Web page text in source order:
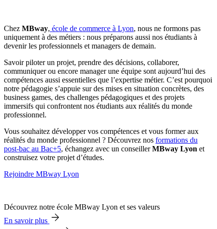
Chez MBway, école de commerce à Lyon, nous ne formons pas
uniquement à des métiers : nous préparons aussi nos étudiants à
devenir les professionnels et managers de demain.
Savoir piloter un projet, prendre des décisions, collaborer,
communiquer ou encore manager une équipe sont aujourd’hui des
compétences aussi essentielles que l’expertise métier. C’est pourquoi
notre pédagogie s’appuie sur des mises en situation concrètes, des
business games, des challenges pédagogiques et des projets
immersifs qui confrontent nos étudiants aux réalités du monde
professionnel.
Vous souhaitez développer vos compétences et vous former aux
réalités du monde professionnel ? Découvrez nos formations du
post-bac au Bac+5, échangez avec un conseillerMBway Lyon et
construisez votre projet d’études.
Rejoindre MBway Lyon
Découvrez notre école MBway Lyon et ses valeurs
En savoir plus